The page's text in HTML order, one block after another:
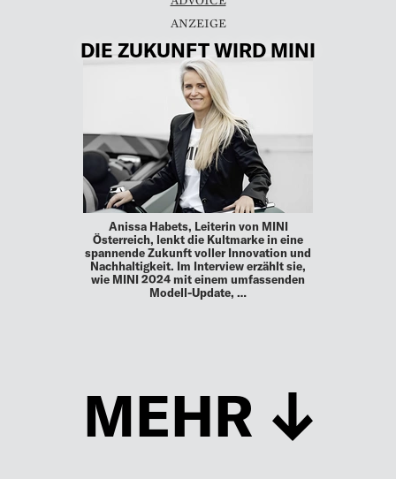
DIE ZUKUNFT WIRD MINI
Anissa Habets, Leiterin von MINI
Österreich, lenkt die Kultmarke in eine
spannende Zukunft voller Innovation und
Nachhaltigkeit. Im Interview erzählt sie,
wie MINI 2024 mit einem umfassenden
Modell-Update, …
MEHR